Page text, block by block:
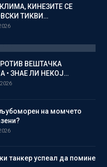
КИНЕЗИТЕ СЕ
ТИКВИ…
ВЕШТАЧКА
• ЗНАЕ ЛИ НЕКОЈ…
на момчето
танкер успеал да помине